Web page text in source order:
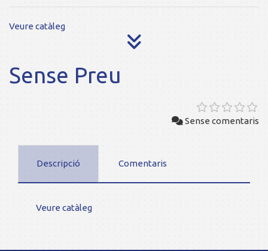
Veure catàleg
Sense Preu
Sense comentaris
Descripció Comentaris
Veure catàleg